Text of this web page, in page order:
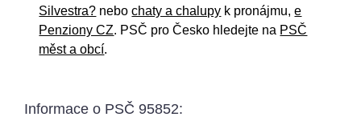
Silvestra? nebochaty a chalupy k pronájmu,e
Penziony CZ. PSČ pro Česko hledejte na PSČ
měst a obcí.
Informace o PSČ 95852: